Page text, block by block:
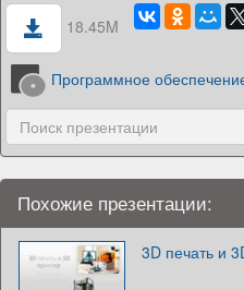
18.45M
Программное
Похожие презентации:
3D печать и